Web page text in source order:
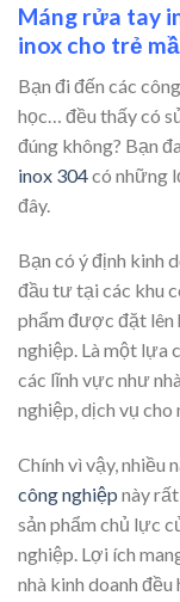
Máng rửa tay
inox cho trẻ
Bạn đi đến các
học… đều thấy có
đúng không? Bạn
inox 304có những
đây.
Bạn có ý định kinh
đầu tư tại các khu
phẩm được đặt lên
nghiệp. Là một lựa
các lĩnh vực như
nghiệp, dịch vụ cho
Chính vì vậy, nhiều
công nghiệp này
sản phẩm chủ lực
nghiệp. Lợi ích
nhà kinh doanh